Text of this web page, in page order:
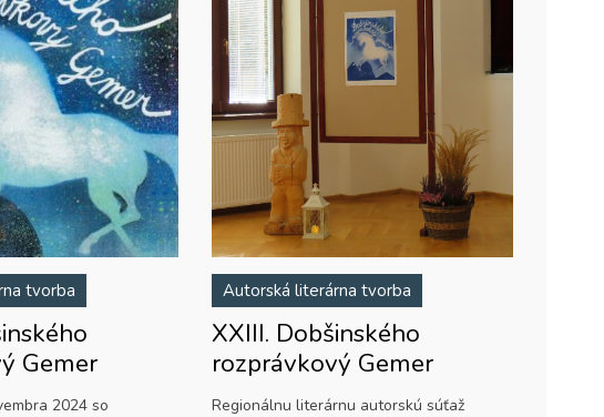
tvorba
Gemer
2024 so
Autorská literárna tvorba
XXIII. Dobšinského
rozprávkový Gemer
Regionálnu literárnu autorskú súťaž